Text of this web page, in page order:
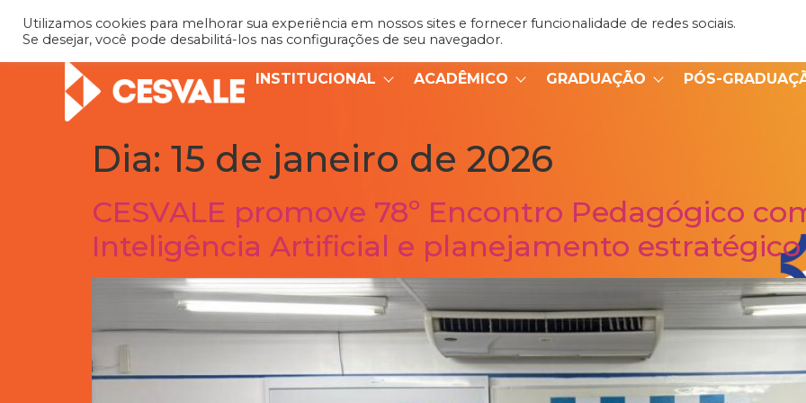
INSTITUCIONAL ACADÊMICO GRADUAÇÃO PÓS-
Dia: 15 de janeiro de 2026
CESVALE promove 78º Encontro Pedagógico
Inteligência Artificial e planejamento estratégico
Utilizamos cookies para melhorar sua experiência em nossos sites e fornecer funcionalidade de redes sociais.
Se desejar, você pode desabilitá-los nas configurações de seu navegador.